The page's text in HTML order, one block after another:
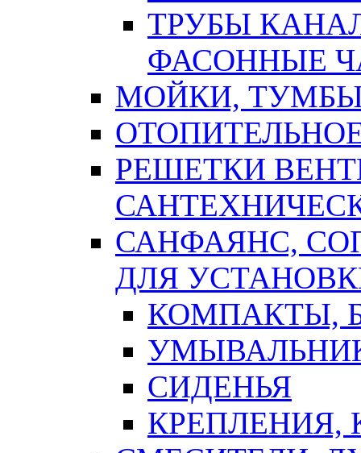
ТРУБЫ
ФАСОННЫЕ
МОЙКИ,
РЕШЕТКИ
САНФАЯНС,
ДЛЯ
КОМПАКТЫ,
СИДЕНЬЯ